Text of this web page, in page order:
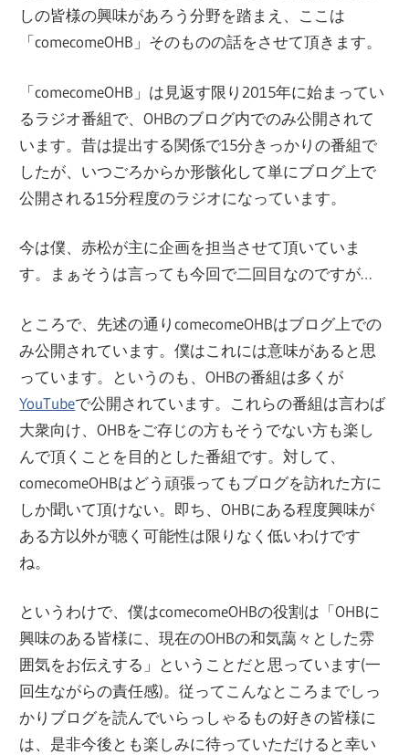
しの皆様の興味があろう分野を踏まえ、ここは
「comecomeOHB」そのものの話をさせて頂きます。
「comecomeOHB」は見返す限り2015年に始まってい
るラジオ番組で、OHBのブログ内でのみ公開されて
います。昔は提出する関係で15分きっかりの番組で
したが、いつごろからか形骸化して単にブログ上で
公開される15分程度のラジオになっています。
今は僕、赤松が主に企画を担当させて頂いていま
す。まぁそうは言っても今回で二回目なのですが…
ところで、先述の通りcomecomeOHBはブログ上での
み公開されています。僕はこれには意味があると思
っています。というのも、OHBの番組は多くが
YouTubeで公開されています。これらの番組は言わば
大衆向け、OHBをご存じの方もそうでない方も楽し
んで頂くことを目的とした番組です。対して、
comecomeOHBはどう頑張ってもブログを訪れた方に
しか聞いて頂けない。即ち、OHBにある程度興味が
ある方以外が聴く可能性は限りなく低いわけです
ね。
というわけで、僕はcomecomeOHBの役割は「OHBに
興味のある皆様に、現在のOHBの和気藹々とした雰
囲気をお伝えする」ということだと思っています(一
回生ながらの責任感)。従ってこんなところまでしっ
かりブログを読んでいらっしゃるもの好きの皆様に
は、是非今後とも楽しみに待っていただけると幸い